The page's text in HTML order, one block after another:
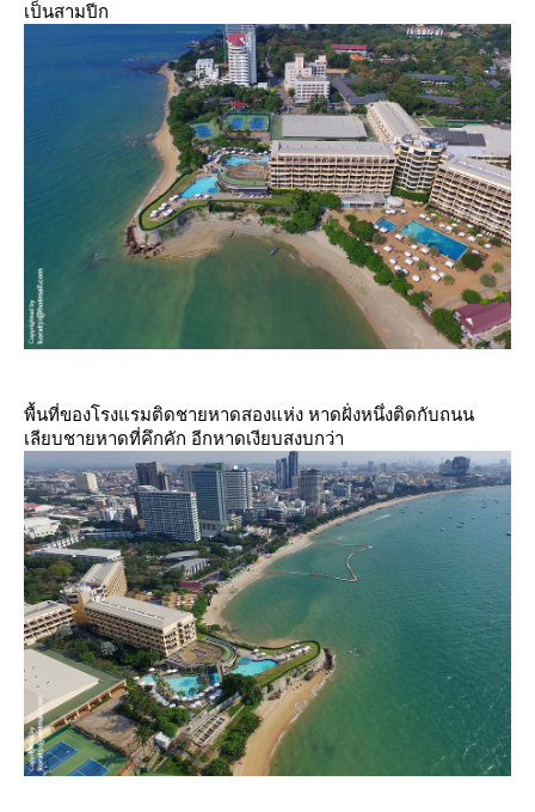
เป็นสามปีก
พื้นที่ของโรงแรมติดชายหาดสองแห่ง หาดฝั่งหนึ่งติดกับถนน
เลียบชายหาดที่คึกคัก อีกหาดเงียบสงบกว่า